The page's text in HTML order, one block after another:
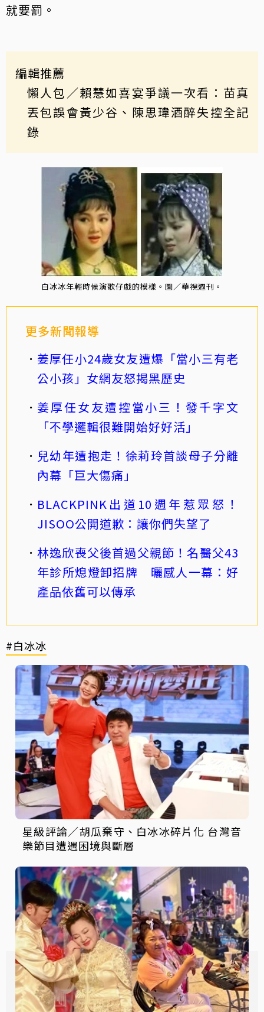
就要罰。
編輯推薦
懶人包／賴慧如喜宴爭議一次看：苗真
丟包誤會黃少谷、陳思瑋酒醉失控全記
錄
白冰冰年輕時候演歌仔戲的模樣。圖／華視週刊。
更多新聞報導
姜厚任小24歲女友遭爆「當小三有老
公小孩」女網友怒揭黑歷史
姜厚任女友遭控當小三！發千字文
「不學邏輯很難開始好好活」
兒幼年遭抱走！徐莉玲首談母子分離
內幕「巨大傷痛」
BLACKPINK出道10週年惹眾怒！
JISOO公開道歉：讓你們失望了
林逸欣喪父後首過父親節！名醫父43
年診所熄燈卸招牌 曬感人一幕：好
產品依舊可以傳承
#白冰冰
星級評論／胡瓜棄守、白冰冰碎片化 台灣音
樂節目遭遇困境與斷層